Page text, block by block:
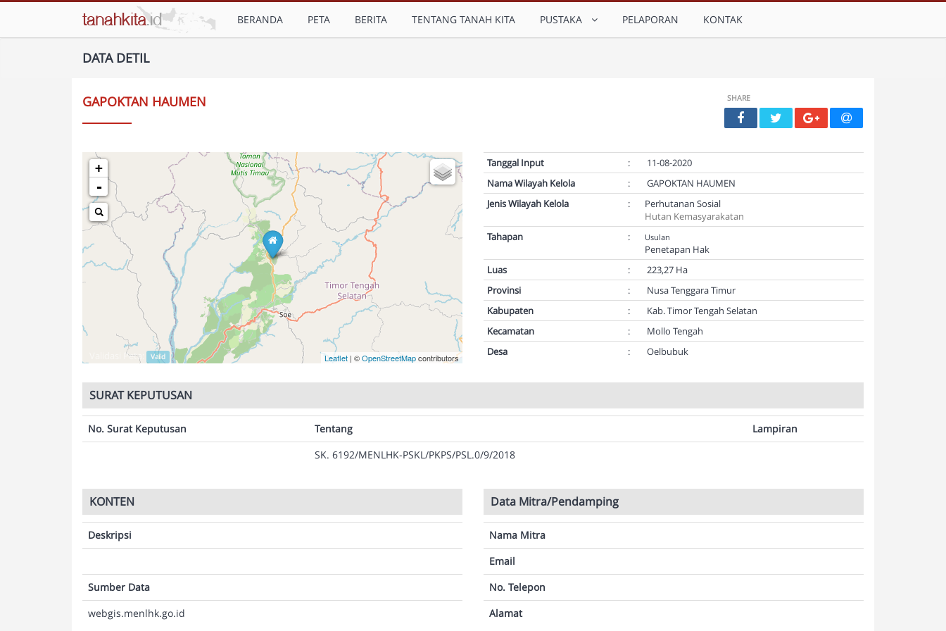
BERANDA PETA BERITA TENTANG TANAH KITA PUSTAKA PELAPORAN KONTAK
DATA DETIL
GAPOKTAN HAUMEN SHARE
+
-
Leaflet | ©OpenStreetMapcontributors
Validasi Peta: Valid
Tanggal Input :
11-08-2020
Nama Wilayah Kelola
:
GAPOKTAN HAUMEN
Jenis Wilayah Kelola
:
Perhutanan Sosial
Hutan Kemasyarakatan
Tahapan
: Usulan
Penetapan Hak
Luas
:
223,27 Ha
Provinsi
:
Nusa Tenggara Timur
Kabupaten
:
Kab. Timor Tengah Selatan
Kecamatan
:
Mollo Tengah
Desa
: Oelbubuk
SURAT KEPUTUSAN
No. Surat Keputusan Tentang
Lampiran
SK. 6192/MENLHK-PSKL/PKPS/PSL.0/9/2018
KONTEN
Deskripsi
Sumber Data
webgis.menlhk.go.id
Data Mitra/Pendamping
Nama Mitra
Email
No. Telepon
Alamat